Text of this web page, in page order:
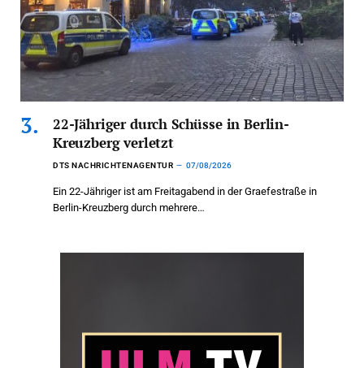
22-Jähriger durch Schüsse in Berlin-
Kreuzberg verletzt
DTS NACHRICHTENAGENTUR 07/08/2026
Ein 22-Jähriger ist am Freitagabend in der Graefestraße in
Berlin-Kreuzberg durch mehrere…